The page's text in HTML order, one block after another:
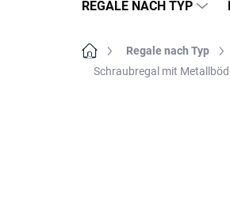
REGALE NACH TYP
StartseiteRegale nach Typ
Schraubregal mit